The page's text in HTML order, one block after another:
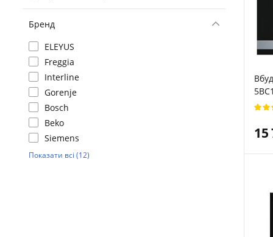
Бренд
ELEYUS
Freggia
Interline
Gorenje
Bosch
Beko
Siemens
Показати всі (12)
15